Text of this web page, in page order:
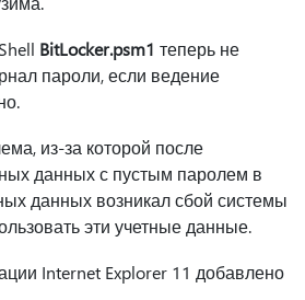
BitLocker.psm1 теперь не
пароли, если ведение
из-за которой после
данных с пустым паролем в
данных возникал сбой системы
эти учетные данные.
Internet Explorer 11 добавлено